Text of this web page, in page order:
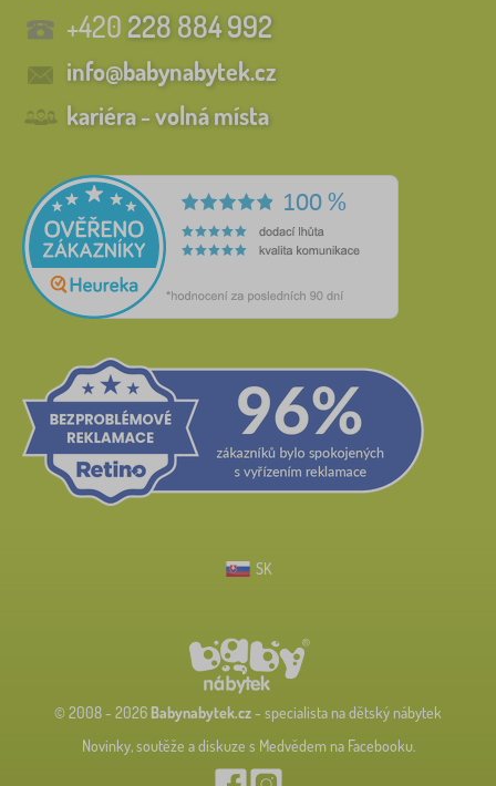
+420228 884 992
info@babynabytek.cz
kariéra - volná místa
SK
© 2008 - 2026 Babynabytek.cz- specialista na dětský nábytek
Novinky, soutěže a diskuze s Medvědem na Facebooku.